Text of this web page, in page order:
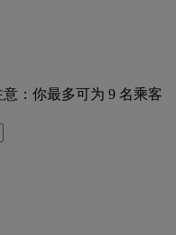
意：你最多可为 9 名乘客